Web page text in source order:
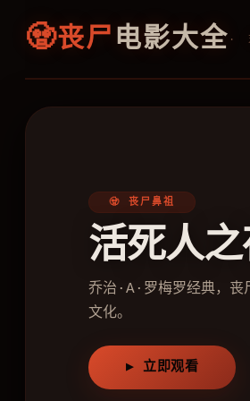
🧟丧尸 电影大全 ·
生
▶